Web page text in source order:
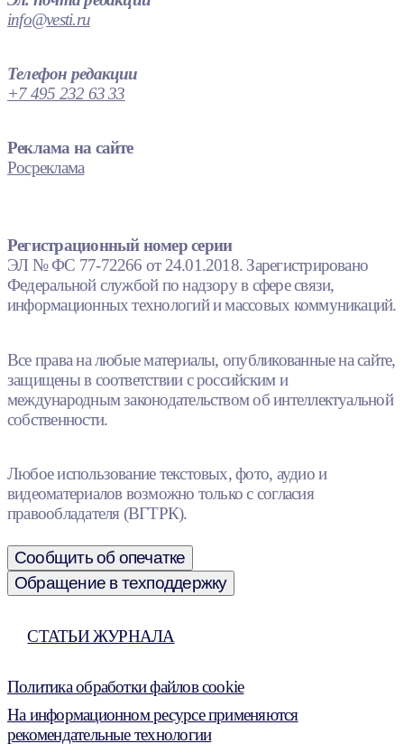
info@vesti.ru
Телефон редакции
+7 495 232 63 33
Реклама на сайте
Росреклама
Регистрационный номер серии
ЭЛ № ФС 77-72266 от 24.01.2018. Зарегистрировано
Федеральной службой по надзору в сфере связи,
информационных технологий и массовых коммуникаций.
Все права на любые материалы, опубликованные на сайте,
защищены в соответствии с российским и
международным законодательством об интеллектуальной
собственности.
Любое использование текстовых, фото, аудио и
видеоматериалов возможно только с согласия
правообладателя (ВГТРК).
Сообщить об опечатке
Обращение в техподдержку
СТАТЬИ ЖУРНАЛА
Политика обработки файлов cookie
На информационном ресурсе применяются
рекомендательные технологии